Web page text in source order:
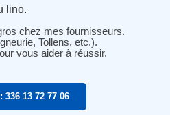
lino.
chez mes fournisseurs.
Tollens, etc.).
vous aider à réussir.
336 13 72 77 06